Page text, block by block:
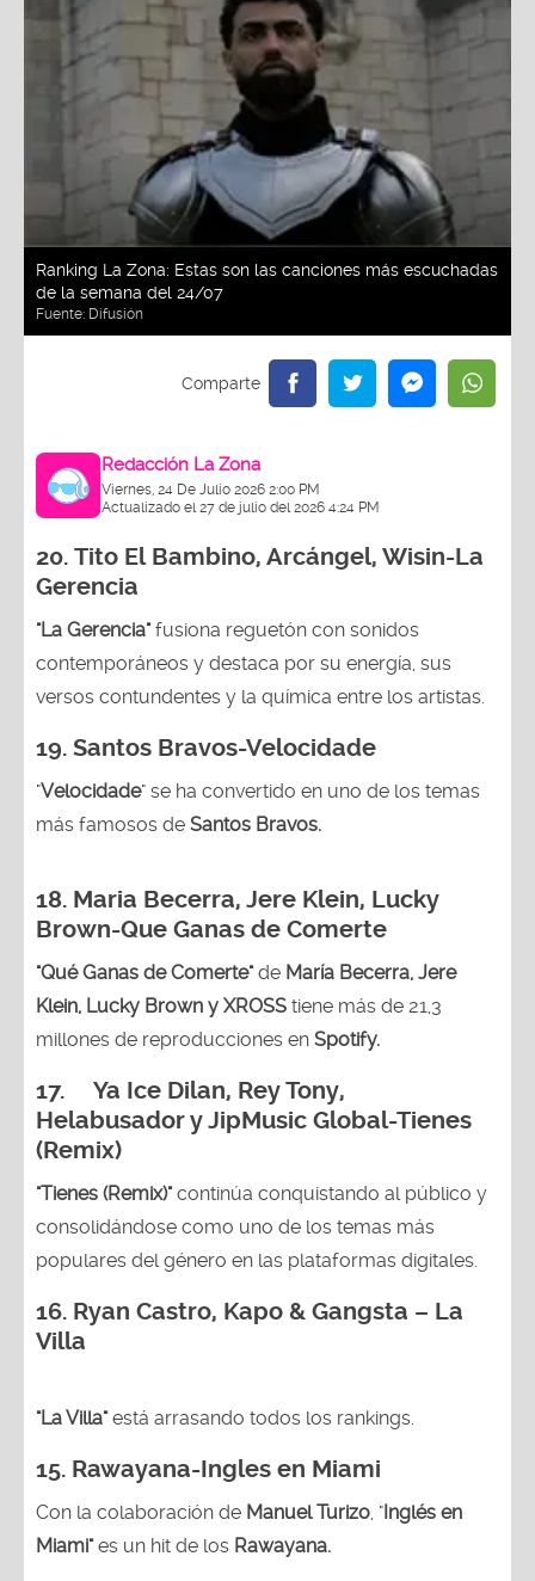
Ranking La Zona: Estas son las canciones más escuchadas
de la semana del 24/07
Fuente: Difusión
Redacción La Zona
Viernes, 24 De Julio 2026 2:00 PM
Actualizado el 27 de julio del 2026 4:24 PM
20. Tito El Bambino, Arcángel, Wisin-La
Gerencia
"La Gerencia"fusiona reguetón con sonidos
contemporáneos y destaca por su energía, sus
versos contundentes y la química entre los artistas.
19. Santos Bravos-Velocidade
"Velocidade" se ha convertido en uno de los temas
más famosos de Santos Bravos.
18. Maria Becerra, Jere Klein, Lucky
Brown-Que Ganas de Comerte
"Qué Ganas de Comerte"de María Becerra, Jere
Klein, Lucky Brown y XROSS tiene más de 21,3
millones de reproducciones en Spotify.
17. Ya Ice Dilan, Rey Tony,
Helabusador y JipMusic Global-Tienes
(Remix)
"Tienes (Remix)"continúa conquistando al público y
consolidándose como uno de los temas más
populares del género en las plataformas digitales.
16. Ryan Castro, Kapo & Gangsta – La
Villa
"La Villa"está arrasando todos los rankings.
15. Rawayana-Ingles en Miami
Con la colaboración de Manuel Turizo, "Inglés en
Miami"es un hit de los Rawayana.